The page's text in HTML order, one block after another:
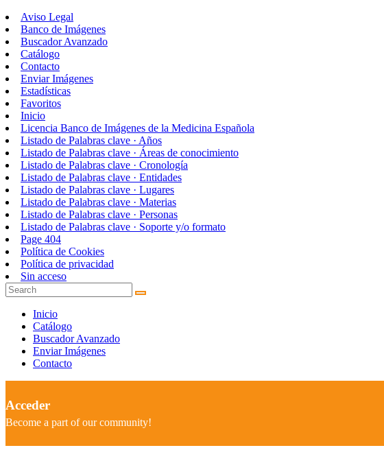
Aviso Legal
Banco de Imágenes
Buscador Avanzado
Catálogo
Contacto
Enviar Imágenes
Estadísticas
Favoritos
Inicio
Licencia Banco de Imágenes de la Medicina Española
Listado de Palabras clave · Años
Listado de Palabras clave · Áreas de conocimiento
Listado de Palabras clave · Cronología
Listado de Palabras clave · Entidades
Listado de Palabras clave · Lugares
Listado de Palabras clave · Materias
Listado de Palabras clave · Personas
Listado de Palabras clave · Soporte y/o formato
Page 404
Política de Cookies
Política de privacidad
Sin acceso
Inicio
Catálogo
Buscador Avanzado
Enviar Imágenes
Contacto
Acceder
Become a part of our community!